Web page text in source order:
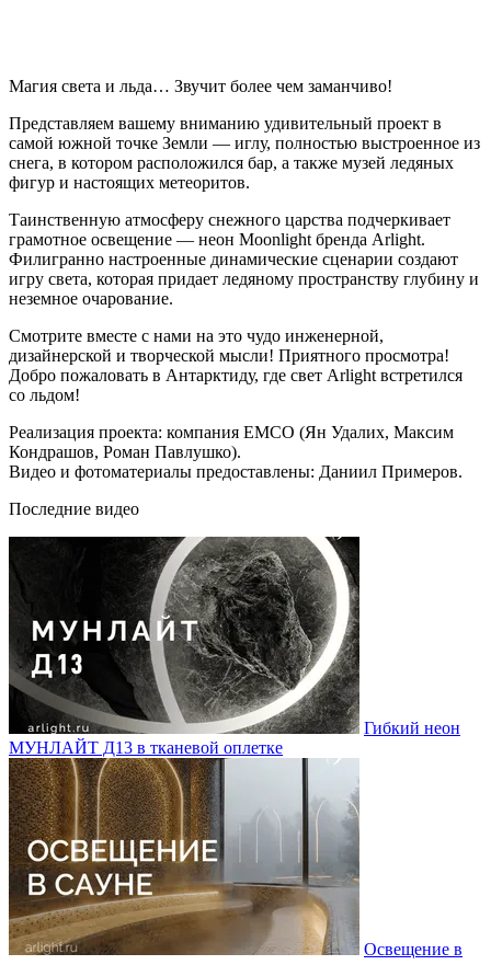
Магия света и льда… Звучит более чем заманчиво!
Представляем вашему вниманию удивительный проект в
самой южной точке Земли — иглу, полностью выстроенное из
снега, в котором расположился бар, а также музей ледяных
фигур и настоящих метеоритов.
Таинственную атмосферу снежного царства подчеркивает
грамотное освещение — неон Moonlight бренда Arlight.
Филигранно настроенные динамические сценарии создают
игру света, которая придает ледяному пространству глубину и
неземное очарование.
Смотрите вместе с нами на это чудо инженерной,
дизайнерской и творческой мысли! Приятного просмотра!
Добро пожаловать в Антарктиду, где свет Arlight встретился
со льдом!
Реализация проекта: компания EMCO (Ян Удалих, Максим
Кондрашов, Роман Павлушко).
Видео и фотоматериалы предоставлены: Даниил Примеров.
Последние видео
Гибкий неон
МУНЛАЙТ Д13 в тканевой оплетке
Освещение в